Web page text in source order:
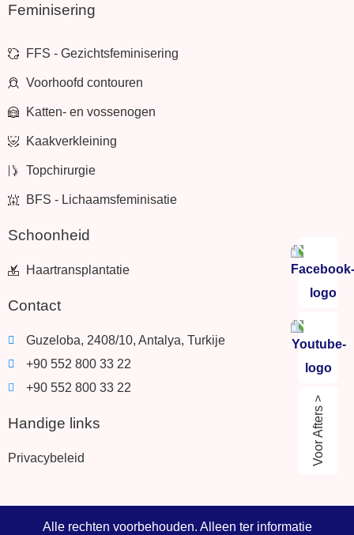
Feminisering
FFS - Gezichtsfeminisering
Voorhoofd contouren
Katten- en vossenogen
Kaakverkleining
Topchirurgie
BFS - Lichaamsfeminisatie
Schoonheid
Haartransplantatie
Contact
Guzeloba, 2408/10, Antalya, Turkije
+90 552 800 33 22
+90 552 800 33 22
Handige links
Privacybeleid
Alle rechten voorbehouden. Alleen ter informatie
Voor Afters >